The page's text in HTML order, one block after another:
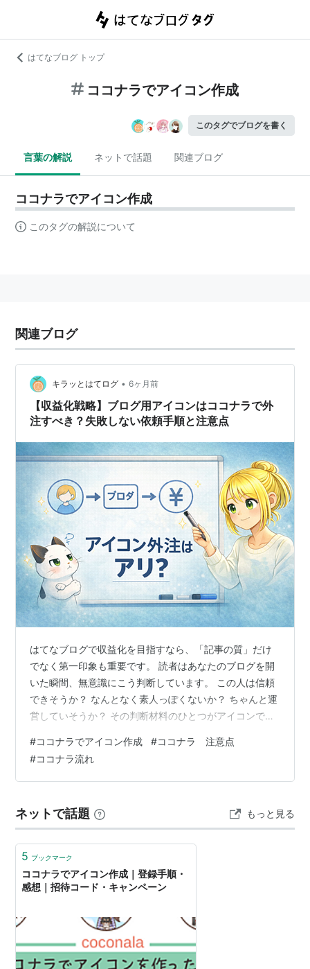
はてなブログ トップ
ココナラでアイコン作成
このタグでブログを書く
言葉の解説 ネットで話題 関連ブログ
ココナラでアイコン作成
このタグの解説について
関連ブログ
キラッとはてログ • 6ヶ月前
【収益化戦略】ブログ用アイコンはココナラで外
注すべき？失敗しない依頼手順と注意点
はてなブログで収益化を目指すなら、「記事の質」だけ
でなく第一印象も重要です。 読者はあなたのブログを開
いた瞬間、無意識にこう判断しています。 この人は信頼
できそうか？ なんとなく素人っぽくないか？ ちゃんと運
営していそうか？ その判断材料のひとつがアイコンで
てなブログは他サービスと違い、ユーザー同士の交流が
活発です。 はてなスターを押したとき はてなブックマー
クをしたとき 読者登録をしたとき あなたのアイコンが相
飾りではなく「営業ツール」です。 印象に残るアイコン
は、そこからブログ訪問につ…
#ココナラでアイコン作成 #ココナラ 注意点
#ココナラ流れ
ネットで話題 もっと見る
5 ブックマーク
ココナラでアイコン作成｜登録手順・
感想｜招待コード・キャンペーン